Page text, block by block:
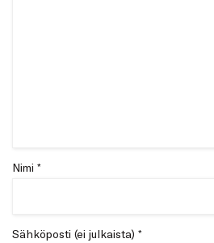
Nimi *
Sähköposti (ei julkaista) *